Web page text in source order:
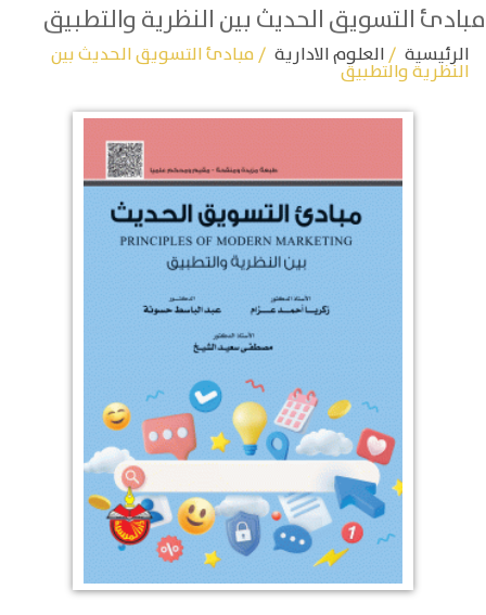
مبادئ التسويق الحديث بين النظرية والتطبيق
الرئيسية /العلوم الادارية / مبادئ التسويق الحديث بين
النظرية والتطبيق